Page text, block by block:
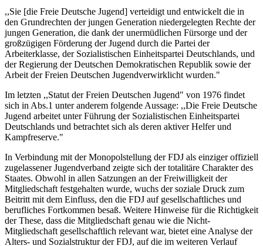
,,Sie [die Freie Deutsche Jugend] verteidigt und entwickelt die in
den Grundrechten der jungen Generation niedergelegten Rechte der
jungen Generation, die dank der unermüdlichen Fürsorge und der
großzügigen Förderung der Jugend durch die Partei der
Arbeiterklasse, der Sozialistischen Einheitspartei Deutschlands, und
der Regierung der Deutschen Demokratischen Republik sowie der
Arbeit der Freien Deutschen Jugendverwirklicht wurden."
Im letzten ,,Statut der Freien Deutschen Jugend" von 1976 findet
sich in Abs.1 unter anderem folgende Aussage: ,,Die Freie Deutsche
Jugend arbeitet unter Führung der Sozialistischen Einheitspartei
Deutschlands und betrachtet sich als deren aktiver Helfer und
Kampfreserve."
In Verbindung mit der Monopolstellung der FDJ als einziger offiziell
zugelassener Jugendverband zeigte sich der totalitäre Charakter des
Staates. Obwohl in allen Satzungen an der Freiwilligkeit der
Mitgliedschaft festgehalten wurde, wuchs der soziale Druck zum
Beitritt mit dem Einfluss, den die FDJ auf gesellschaftliches und
berufliches Fortkommen besaß. Weitere Hinweise für die Richtigkeit
der These, dass die Mitgliedschaft genau wie die Nicht-
Mitgliedschaft gesellschaftlich relevant war, bietet eine Analyse der
Alters- und Sozialstruktur der FDJ, auf die im weiteren Verlauf